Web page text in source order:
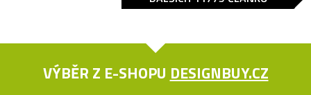
VÝBĚR Z E-SHOPU DESIGNBUY.CZ